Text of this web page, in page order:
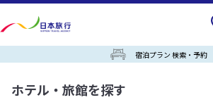
宿泊プラン 検索・予約
ホテル・旅館を探す